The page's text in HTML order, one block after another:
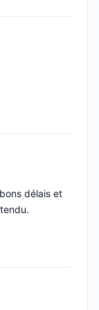
délais et